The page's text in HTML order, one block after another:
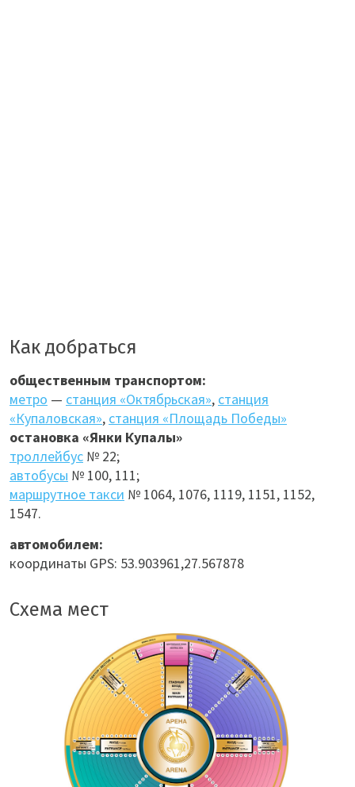
Как добраться
общественным транспортом:
метро — станция «Октябрьская», станция
«Купаловская», станция «Площадь Победы»
остановка «Янки Купалы»
троллейбус № 22;
автобусы № 100, 111;
маршрутное такси № 1064, 1076, 1119, 1151, 1152,
1547.
автомобилем:
координаты GPS: 53.903961,27.567878
Схема мест